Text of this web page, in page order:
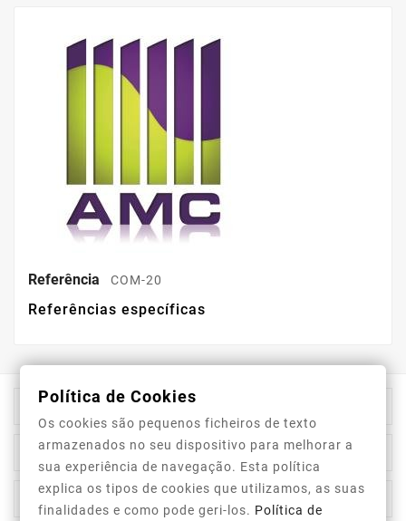
Referência COM-20
Referências específicas
Informação Da Loja
Top Categorias
A Nossa Empresa
Política de Cookies
Os cookies são pequenos ficheiros de texto
armazenados no seu dispositivo para melhorar a
sua experiência de navegação. Esta política
explica os tipos de cookies que utilizamos, as suas
finalidades e como pode geri-los. Política de